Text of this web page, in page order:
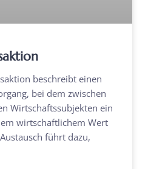
beschreibt einen
bei dem zwischen
Wirtschaftssubjekten ein
wirtschaftlichem Wert
führt dazu,